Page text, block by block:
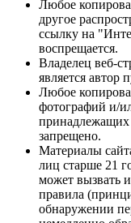
Любое
другое
ссылку на
воспрещается.
Владелец веб-
является автор
Любое
фотографий и/
принадлежащих
запрещено.
Материалы
лиц старше 21
может вызвать
правила
обнаружении